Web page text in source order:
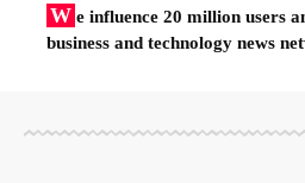
W e influence 20 million users
business and technology news